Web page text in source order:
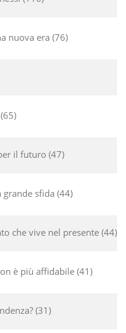
nuova era 76
65
il futuro 47
grande sfida 44
che vive nel presente 44
è più affidabile 41
31